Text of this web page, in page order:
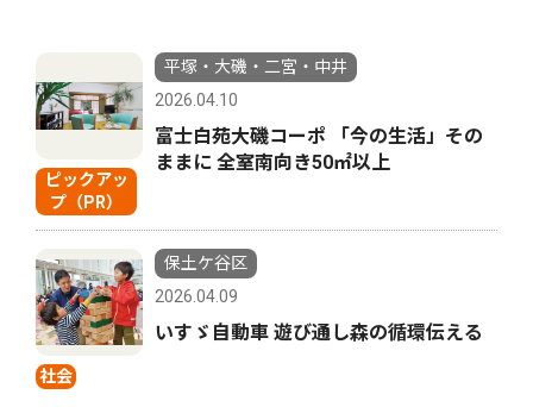
ピックアッ
プ（PR）
平塚・大磯・二宮・中井
2026.04.10
富士白苑大磯コーポ 「今の生活」その
ままに 全室南向き50㎡以上
社会
保土ケ谷区
2026.04.09
いすゞ自動車 遊び通し森の循環伝える